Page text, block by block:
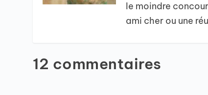
le moindre
ami cher ou une
12 commentaires